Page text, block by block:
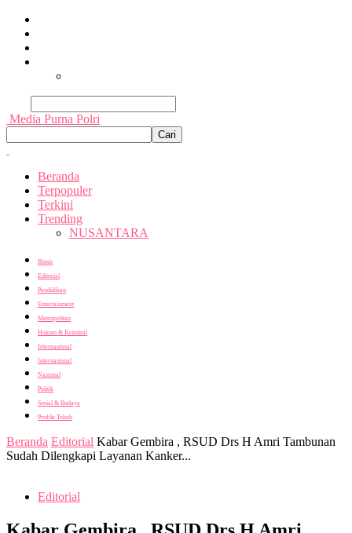
Media Purna Polri
Beranda
Terpopuler
Terkini
Trending
NUSANTARA
Bisnis
Editorial
Pendidikan
Entertainment
Metropolitan
Hukum & Kriminal
Internasional
Internasional
Nasional
Politik
Sosial & Budaya
Profile Tokoh
Beranda Editorial Kabar Gembira , RSUD Drs H Amri Tambunan
Sudah Dilengkapi Layanan Kanker...
Editorial